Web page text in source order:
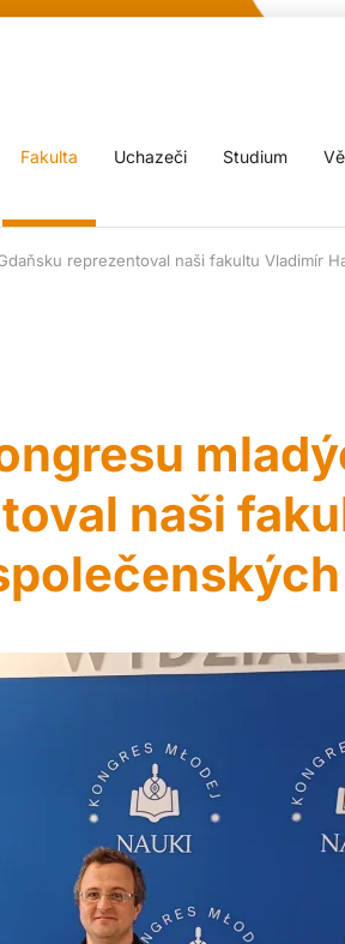
Fakulta Uchazeči Studium
reprezentoval naši fakultu Vladimír
naši